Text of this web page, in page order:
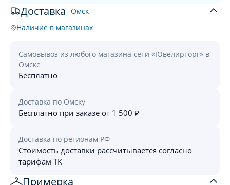
Доставка Омск
Наличие в магазинах
Самовывоз из любого магазина сети «Ювелирторг» в
Омске
Бесплатно
Доставка по Омску
Бесплатно при заказе от 1 500 ₽
Доставка по регионам РФ
Стоимость доставки рассчитывается согласно
тарифам ТК
Примерка